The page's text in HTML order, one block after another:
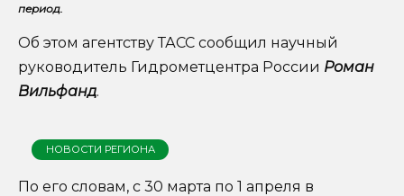
период.
Об этом агентству ТАСС сообщил научный
руководитель Гидрометцентра России Роман
Вильфанд.
НОВОСТИ РЕГИОНА
По его словам, с 30 марта по 1 апреля в